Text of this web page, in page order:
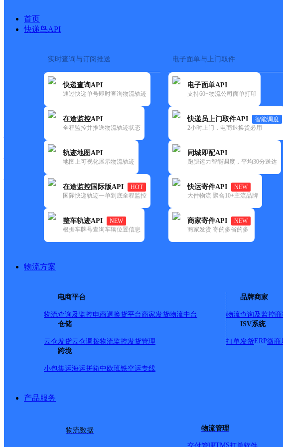
首页
快递鸟API
实时查询与订阅推送
快递查询API
通过快递单号即时查询物流轨迹
在途监控API
全程监控并推送物流轨迹状态
轨迹地图API
地图上可视化展示物流轨迹
在途监控国际版API
HOT
国际快递轨迹一单到底全程监控
整车轨迹API
NEW
根据车牌号查询车辆位置信息
电子面单与上门取件
电子面单API
支持60+物流公司面单打印
快递员上门取件API
智能调度
2小时上门，电商退换货必用
同城即配API
跑腿运力智能调度，平均30分送达
快运寄件API
NEW
大件物流 聚合10+主流品牌
商家寄件API
NEW
商家发货 寄的多省的多
物流方案
电商平台
物流查询及监控电商退换货平台商家发货物流中台
品牌商家
物流查询及监控
仓储
云仓发货云仓调拨物流监控发货管理
ISV系统
打单发货ERP微商
跨境
小包集运海运拼箱中欧班铁空运专线
产品服务
物流数据 物流管理
TMS
快递大全 > 快递网点
快递大全 快运大全
NEW
城市：广州市 ✕ 清空已选
递(702) 宅急送(4)
更多号码地址：广州市花都区花东镇北兴北钟路52号即（莘田牌坊
派送范围:B:北兴新市场,北兴祥兴路,北兴旧市场,北兴工业街,北兴村,北兴中学,
陈路1600号内,国灵空调,广从七500号至十路九佛路口 H:鸿鹤村,回龙,花东镇
家塘,龙岗村 M:马沥村,矛岗村,民昌路,梅田村，马洞村 N:农场八队 Q:桥南路,
广州越秀区九部
地址：广东省广州市天河区水荫路直街六巷45号自编之一沙
派送范围:水荫路58/水荫路92双号；新达城193/197号；嘉城公寓；泰兴大厦；
号喜士多）；水荫二横路1/27单号；水荫二横路1/12双号；广州大道中605号